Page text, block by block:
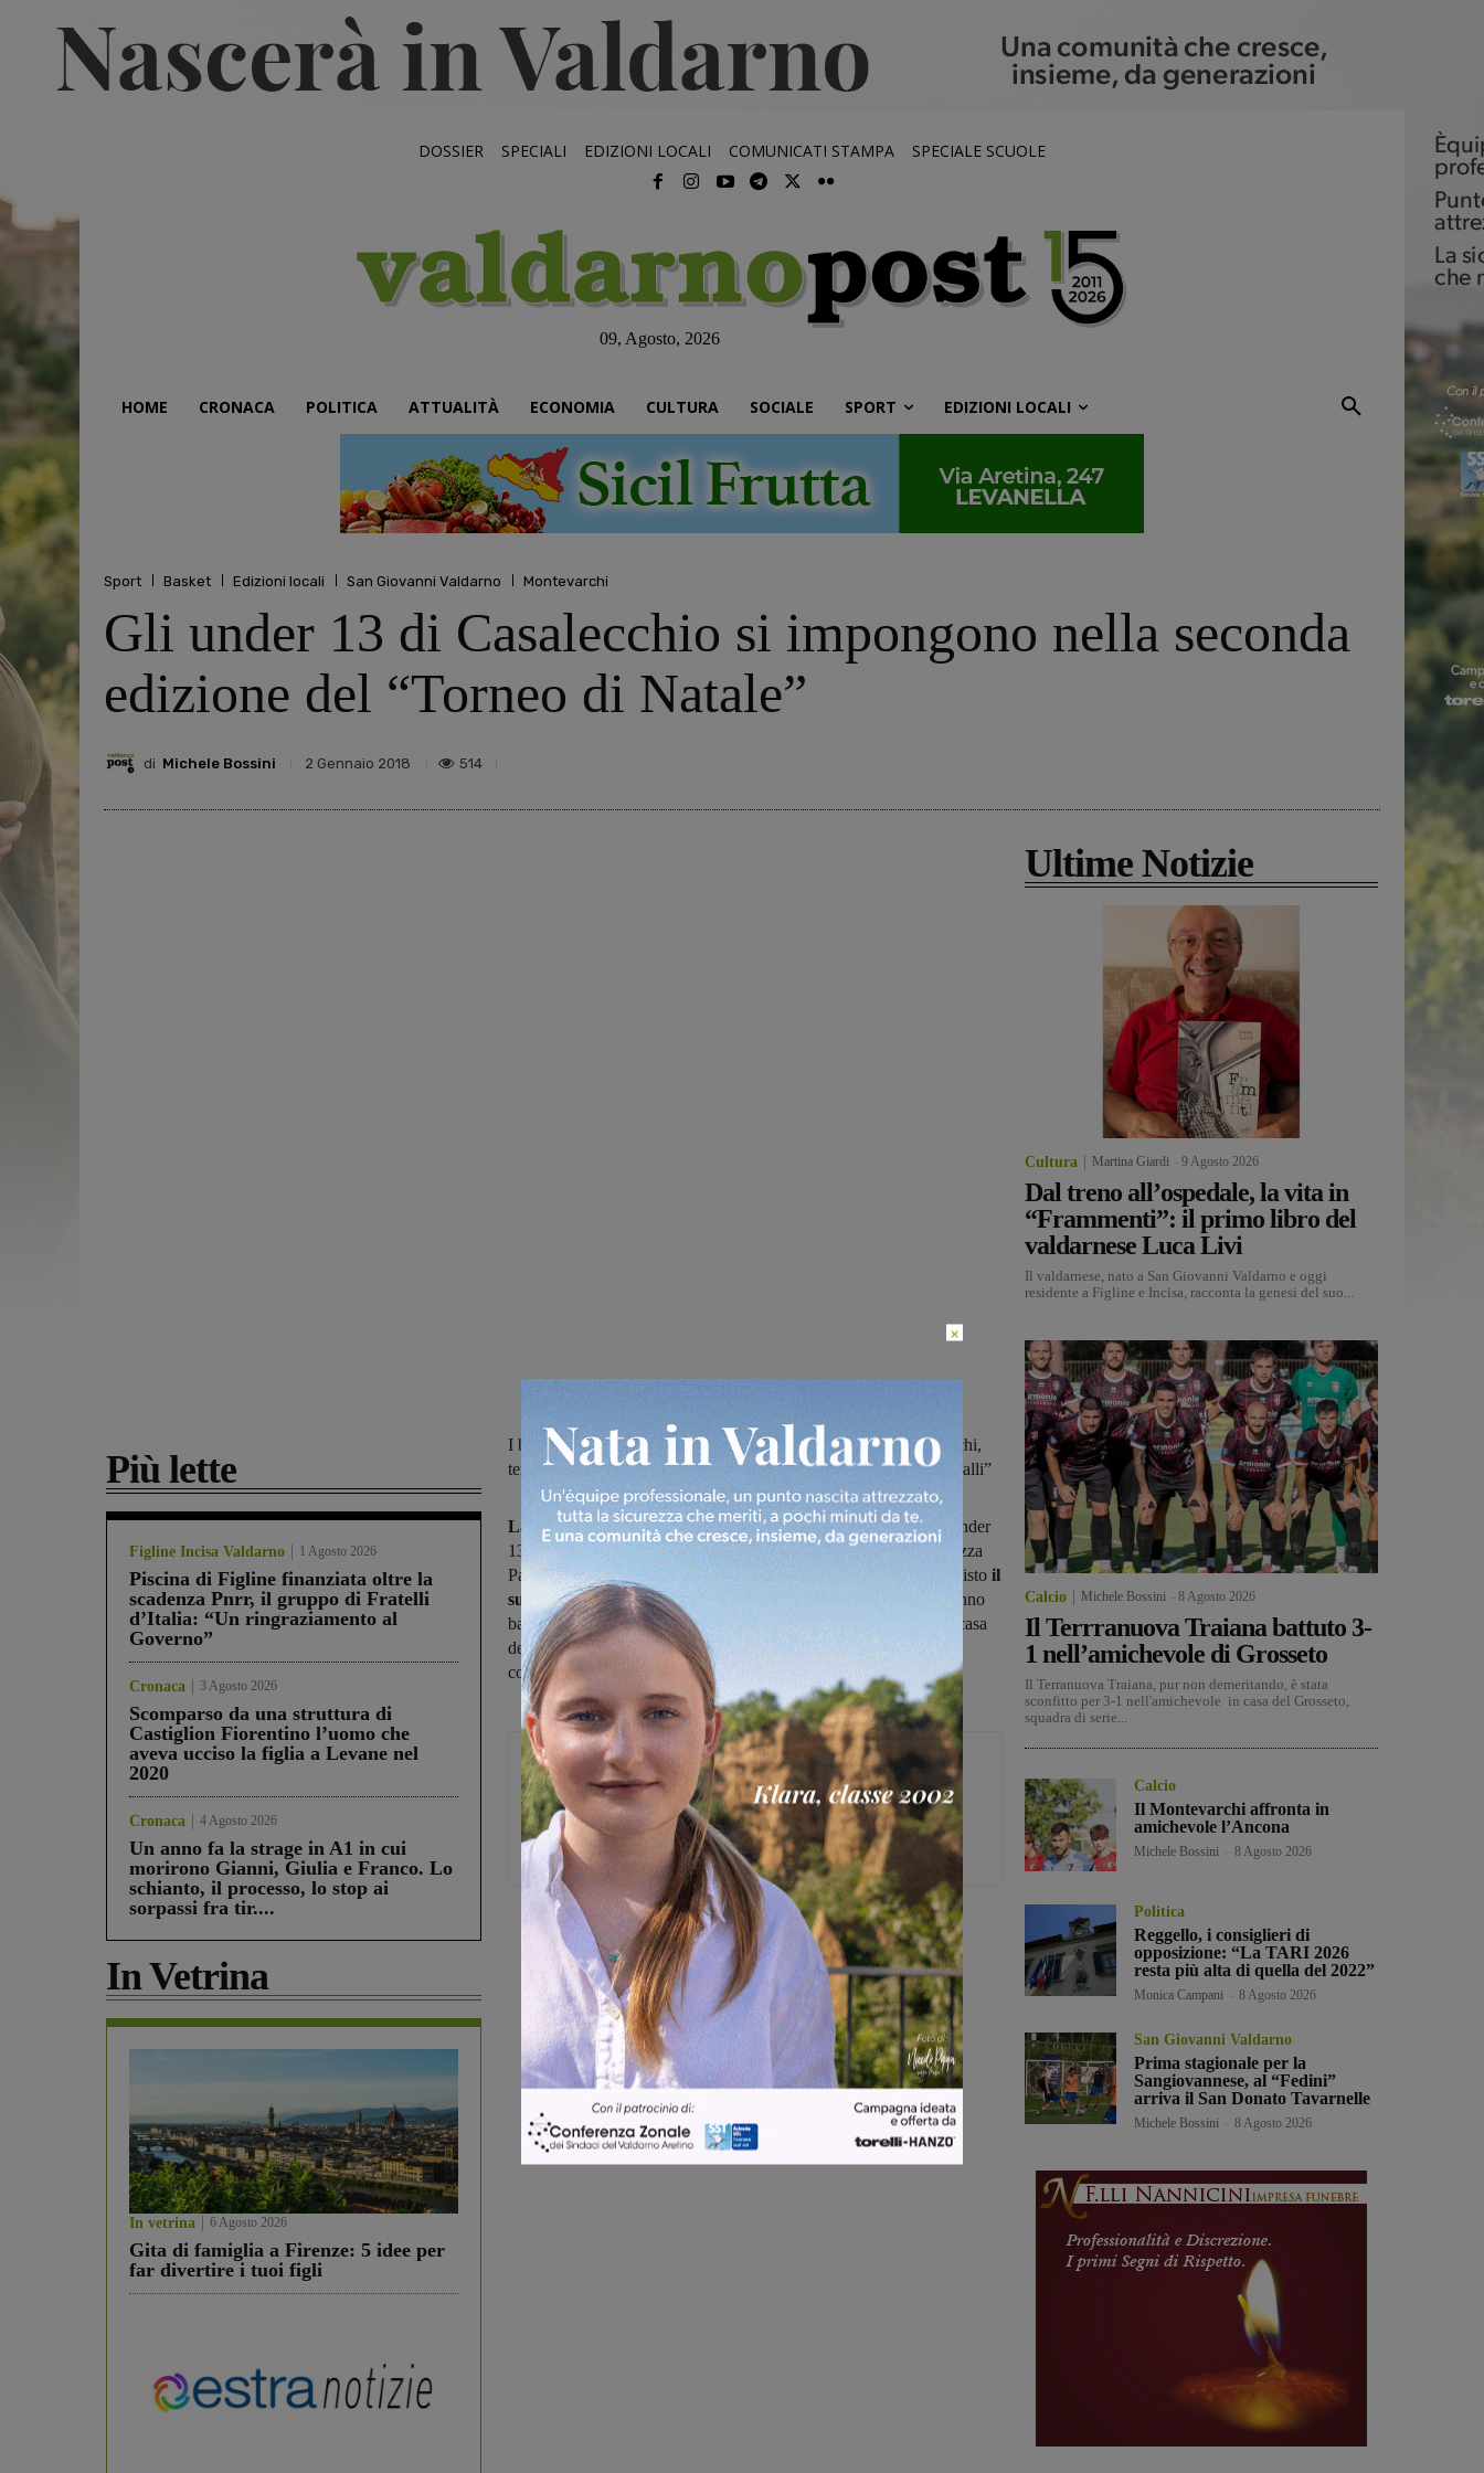
DOSSIER SPECIALI EDIZIONI LOCALI COMUNICATI STAMPA SPECIALE SCUOLE
09, Agosto, 2026
HOME CRONACA POLITICA ATTUALITÀ ECONOMIA CULTURA SOCIALE SPORT EDIZIONI LOCALI
Sport Basket Edizioni locali San Giovanni Valdarno Montevarchi
Gli under 13 di Casalecchio si impongono nella seconda
edizione del “Torneo di Natale”
di Michele Bossini 2 Gennaio 2018 514
Più lette
Figline Incisa Valdarno 1 Agosto 2026
Piscina di Figline finanziata oltre la
scadenza Pnrr, il gruppo di Fratelli
d’Italia: “Un ringraziamento al
Governo”
Cronaca 3 Agosto 2026
Scomparso da una struttura di
Castiglion Fiorentino l’uomo che
aveva ucciso la figlia a Levane nel
2020
Cronaca 4 Agosto 2026
Un anno fa la strage in A1 in cui
morirono Gianni, Giulia e Franco. Lo
schianto, il processo, lo stop ai
sorpassi fra tir....
In Vetrina
In vetrina 6 Agosto 2026
Gita di famiglia a Firenze: 5 idee per
far divertire i tuoi figli
I bolognesi in finale hanno battuto i parietà della Fides Montevarchi,
terzo gradino del podio per i padroni di casa della polisportiva “Galli”
La seconda edizione del "Torneo di Natale", la rassegna per under
13 che si è svolta a San Giovanni fra il pallone tensostatico di piazza
Palermo e il Palagalli (otto le squadre che hanno preso parte) ha visto il
successo dei bolognesi della Masi Casalecchio,
che in finale hanno
battuto 62-42 la Fides Montevarchi. Terzo posto per i padroni di casa
della polisportiva "Galli", che si sono aggiudicati la finalina di
consolazione ai danni della Coop Bucine Valdambra.
Michele Bossini
Share
Ultime Notizie
Cultura Martina Giardi 9 Agosto 2026
Dal treno all’ospedale, la vita in
“Frammenti”: il primo libro del
valdarnese Luca Livi
Il valdarnese, nato a San Giovanni Valdarno e oggi
residente a Figline e Incisa, racconta la genesi del suo...
Calcio Michele Bossini 8 Agosto 2026
Il Terrranuova Traiana battuto 3-
1 nell’amichevole di Grosseto
Il Terranuova Traiana, pur non demeritando, è stata
sconfitto per 3-1 nell'amichevole in casa del Grosseto,
squadra di serie...
Calcio
Il Montevarchi affronta in
amichevole l’Ancona
Michele Bossini 8 Agosto 2026
Politica
Reggello, i consiglieri di
opposizione: “La TARI 2026
resta più alta di quella del 2022”
Monica Campani 8 Agosto 2026
San Giovanni Valdarno
Prima stagionale per la
Sangiovannese, al “Fedini”
arriva il San Donato Tavarnelle
Michele Bossini 8 Agosto 2026
×